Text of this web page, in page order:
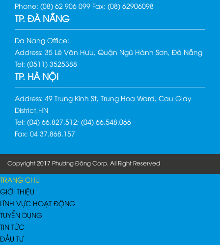
Phone: (08) 62 906 099 Fax: (08) 62906098
TP. ĐÀ NẴNG
Da Nang Office:
Address: 35 Lê Văn Hưu, Quận Ngũ Hành Sơn, Đà Nẵng
Tel: (0511) 3525388
TP. HÀ NỘI
Address: 49 Trung Kinh St, Trung Hoa Ward, Cau Giay
District,HN
Tel: (04) 66.827.512; (04) 66.548.066
Fax: 04 37.868.157
Copyright 2017 Phương Đông Corp. All Right Reserved
TRANG CHỦ
GIỚI THIỆU
LĨNH VỰC HOẠT ĐỘNG
TUYỂN DỤNG
TIN TỨC
ĐẦU TƯ